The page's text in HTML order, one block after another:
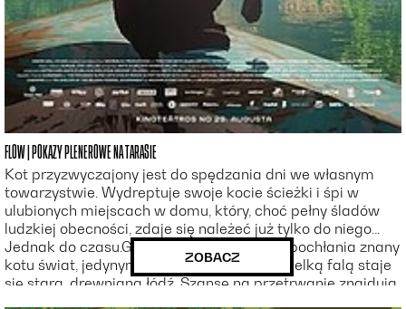
FLOW | POKAZY PLENEROWE NA TARASIE
Kot przyzwyczajony jest do spędzania dni we własnym
towarzystwie. Wydreptuje swoje kocie ścieżki i śpi w
ulubionych miejscach w domu, który, choć pełny śladów
ludzkiej obecności, zdaje się należeć już tylko do niego...
Jednak do czasu.Gdy tajemnicza powódź pochłania znany
kotu świat, jedynym schronieniem przed wielką falą staje
się stara, drewniana łódź. Szansę na przetrwanie znajdują
ZOBACZ